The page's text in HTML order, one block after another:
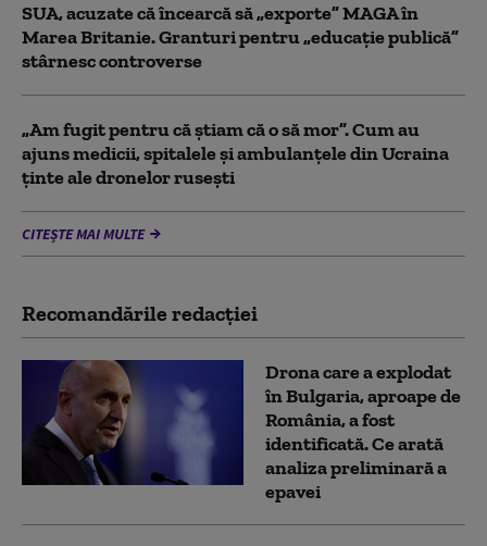
SUA, acuzate că încearcă să „exporte” MAGA în
Marea Britanie. Granturi pentru „educație publică”
stârnesc controverse
„Am fugit pentru că știam că o să mor”. Cum au
ajuns medicii, spitalele și ambulanțele din Ucraina
ținte ale dronelor rusești
CITEȘTE MAI MULTE
Recomandările redacţiei
Drona care a explodat
în Bulgaria, aproape de
România, a fost
identificată. Ce arată
analiza preliminară a
epavei